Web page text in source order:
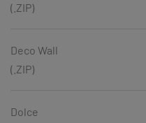
(.ZIP)
Deco Wall
(.ZIP)
Dolce